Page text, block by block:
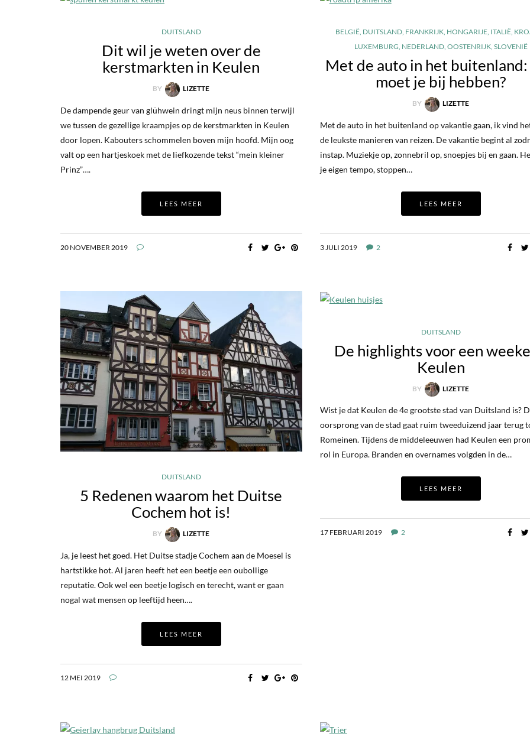
DUITSLAND
Dit wil je weten over de
kerstmarkten in Keulen
BY LIZETTE
De dampende geur van glühwein dringt mijn neus binnen terwijl
we tussen de gezellige kraampjes op de kerstmarkten in Keulen
door lopen. Kabouters schommelen boven mijn hoofd. Mijn oog
valt op een hartjeskoek met de liefkozende tekst “mein kleiner
Prinz”….
LEES MEER
20 NOVEMBER 2019
BELGIË, DUITSLAND, FRANKRIJK, HONGARIJE, ITALIË,
LUXEMBURG, NEDERLAND, OOSTENRIJK, SLOVENIË
Met de auto in het
moet je bij hebben?
BY LIZETTE
Met de auto in het buitenland op vakantie gaan, ik vind
de leukste manieren van reizen. De vakantie begint al
instap. Muziekje op, zonnebril op, snoepjes bij en gaan.
je eigen tempo, stoppen…
LEES MEER
3 JULI 2019 2
DUITSLAND
5 Redenen waarom het Duitse
Cochem hot is!
BY LIZETTE
Ja, je leest het goed. Het Duitse stadje Cochem aan de Moesel is
hartstikke hot. Al jaren heeft het een beetje een oubollige
reputatie. Ook wel een beetje logisch en terecht, want er gaan
nogal wat mensen op leeftijd heen….
LEES MEER
12 MEI 2019
DUITSLAND
De highlights voor een
Keulen
BY LIZETTE
Wist je dat Keulen de 4e grootste stad van Duitsland is?
oorsprong van de stad gaat ruim tweeduizend jaar terug
Romeinen. Tijdens de middeleeuwen had Keulen een
rol in Europa. Branden en overnames volgden in de…
LEES MEER
17 FEBRUARI 2019 2